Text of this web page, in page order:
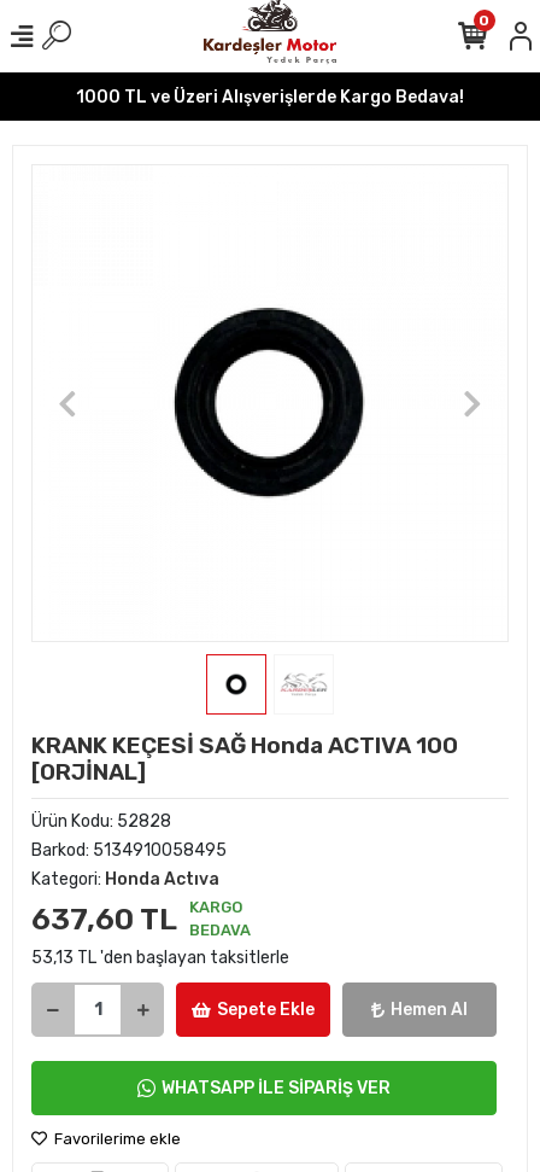
1000 TL ve Üzeri Alışverişlerde Kargo Bedava!
0
KRANK KEÇESİ SAĞ Honda ACTIVA 100
[ORJİNAL]
Ürün Kodu: 52828
Barkod: 5134910058495
Kategori: Honda Actıva
637,60 TL
KARGO
BEDAVA
53,13 TL 'den başlayan taksitlerle
Sepete Ekle Hemen Al
WHATSAPP İLE SİPARİŞ VER
Favorilerime ekle